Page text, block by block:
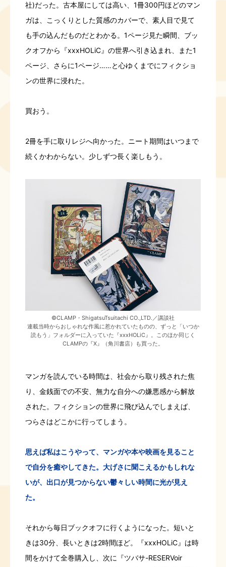
社)だった。古本屋にしては高い、1冊300円ほどのマン
ガは、こっくりとした質感のカバーで、素人目で見て
も手の込んだものだとわかる。1ページ見た瞬間、ブッ
クオフから『xxxHOLiC』の世界へ引き込まれ、また1
ページ、さらに1ページ……と心ゆくまでにフィクショ
ンの世界に浸れた。
買おう。
2冊を手に取りレジへ向かった。ニート期間はいつまで
続くかわからない。少しずつ長く楽しもう。
©CLAMP・ShigatsuTsuitachi CO.,LTD.／講談社
連載当時からおしゃれな作風に惹かれていたものの、ずっと「いつか
読もう」フォルダーに入っていた『xxxHOLiC』。このほか同じく
CLAMPの『X』（角川書店）も買った。
マンガを読んでいる時間は、社会から取り残された焦
り、金銭面での不安、無力な自分への嫌悪感から解放
された。フィクションの世界に飛び込んでしまえば、
つらさはどこかに行ってしまう。
思えば私はこうやって、マンガや本や映画を見ること
で自分を癒やしてきた。大げさに聞こえるかもしれな
いが、出口が見つからない鬱々しい時間に光が見え
た。
それから毎日ブックオフに行くようになった。短いと
きは30分、長いときは2時間ほど。『xxxHOLiC』は時
間をかけて全巻購入し、次に『ツバサ-RESERVoir